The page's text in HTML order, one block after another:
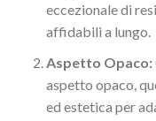
eccezionale di
affidabili a lungo.
Aspetto Opaco:
aspetto opaco,
ed estetica per